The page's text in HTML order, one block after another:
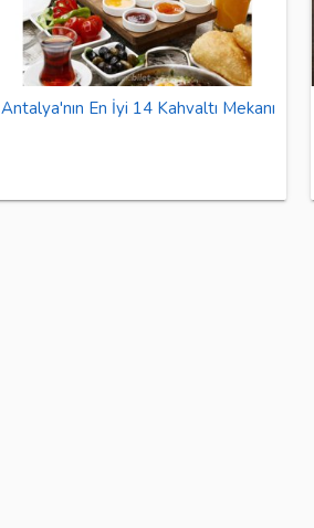
Antalya'nın En İyi 14 Kahvaltı Mekanı